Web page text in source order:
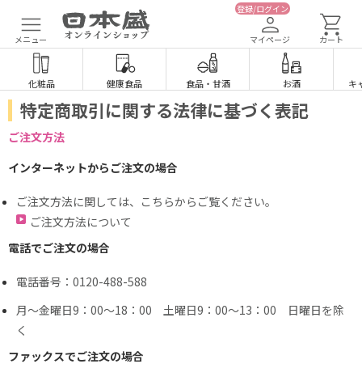
メニュー
登録/ログイン
マイページ カート
化粧品 健康食品 食品・ 甘酒 お酒 キ
特定商取引に関する法律に基づく表記
ご注文方法
インターネットからご注文の場合
ご注文方法に関しては、こちらからご覧ください。
ご注文方法について
電話でご注文の場合
電話番号：0120-488-588
月～金曜日9：00～18：00 土曜日9：00～13：00 日曜日を除
く
ファックスでご注文の場合